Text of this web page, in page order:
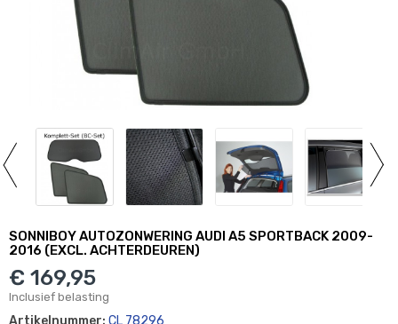
SONNIBOY AUTOZONWERING AUDI A5 SPORTBACK 2009-
2016 (EXCL. ACHTERDEUREN)
€ 169,95
Inclusief belasting
Artikelnummer: CL 78296